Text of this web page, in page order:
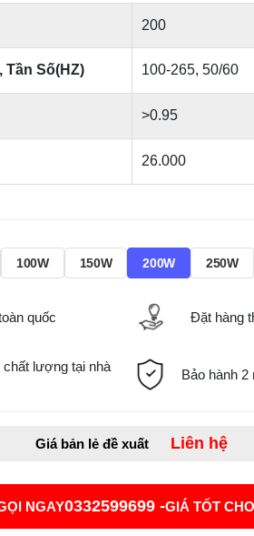
200
Tần Số(HZ) 100-265, 50/60
>0.95
26.000
100W 150W 200W 250W
quốc Đặt hàng
chất lượng tại nhà
Bảo hành 2
Giá bản lẻ đề xuất Liên hệ
NGAY0332599699 -GIÁ TỐT